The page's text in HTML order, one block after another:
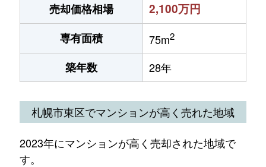
売却価格相場
2,100万円
専有面積 75m2
築年数 28年
札幌市東区でマンションが高く売れた地域
2023年にマンションが高く売却された地域で
す。